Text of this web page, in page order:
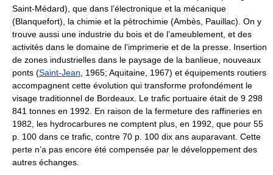
Saint-Médard), que dans l’électronique et la mécanique
(Blanquefort), la chimie et la pétrochimie (Ambès, Pauillac). On y
trouve aussi une industrie du bois et de l’ameublement, et des
activités dans le domaine de l’imprimerie et de la presse. Insertion
de zones industrielles dans le paysage de la banlieue, nouveaux
ponts (Saint-Jean , 1965; Aquitaine, 1967) et équipements routiers
accompagnent cette évolution qui transforme profondément le
visage traditionnel de Bordeaux. Le trafic portuaire était de 9 298
841 tonnes en 1992. En raison de la fermeture des raffineries en
1982, les hydrocarbures ne comptent plus, en 1992, que pour 55
p. 100 dans ce trafic, contre 70 p. 100 dix ans auparavant. Cette
perte n’a pas encore été compensée par le développement des
autres échanges.